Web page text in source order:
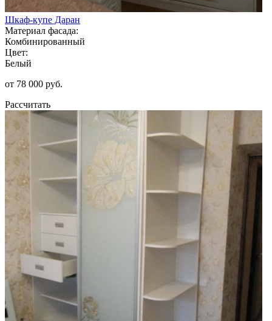
Шкаф-купе Даран
Материал фасада:
Комбинированный
Цвет:
Белый
от 78 000 руб.
Рассчитать